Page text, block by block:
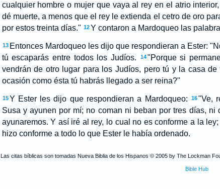
cualquier hombre o mujer que vaya al rey en el atrio
dé muerte, a menos que el rey le extienda el cetro de oro
por estos treinta días." 12 Y contaron a Mardoqueo las
13 Entonces Mardoqueo les dijo que respondieran a Ester:
tú escaparás entre todos los Judíos.
14 "Porque si
vendrán de otro lugar para los Judíos, pero tú y la casa
ocasión como ésta tú habrás llegado a ser reina?"
15 Y Ester les dijo que respondieran a Mardoqueo: 16"Ve,
Susa y ayunen por mí; no coman ni beban por tres días,
ayunaremos. Y así iré al rey, lo cual no es conforme a la
hizo conforme a todo lo que Ester le había ordenado.
Las citas bíblicas son tomadas Nueva Biblia de los Hispanos © 2005 by The Lockman
Bible Hub